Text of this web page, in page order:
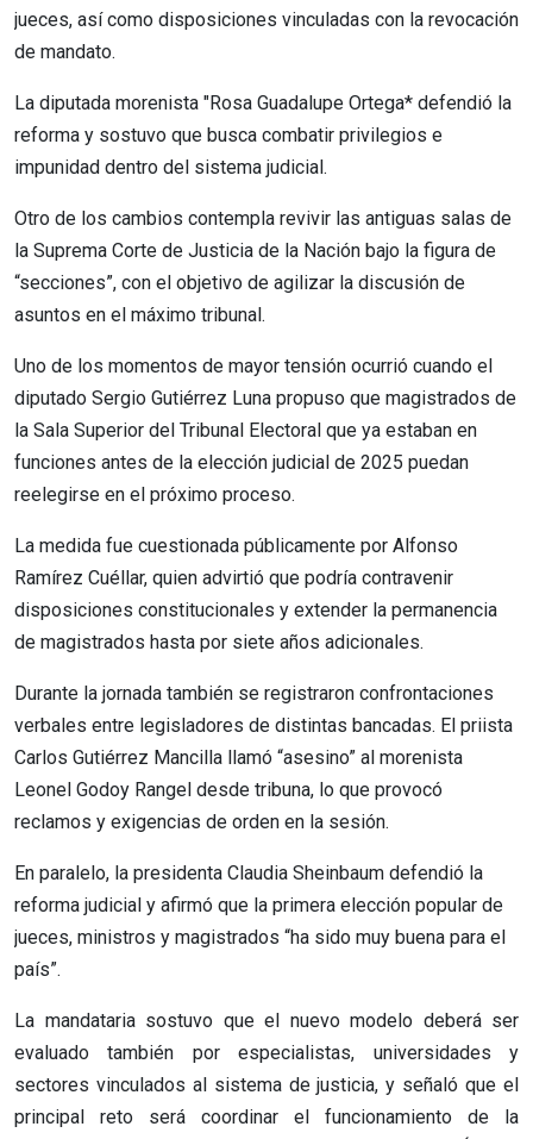
jueces, así como disposiciones vinculadas con la revocación
de mandato.
La diputada morenista "Rosa Guadalupe Ortega* defendió la
reforma y sostuvo que busca combatir privilegios e
impunidad dentro del sistema judicial.
Otro de los cambios contempla revivir las antiguas salas de
la Suprema Corte de Justicia de la Nación bajo la figura de
“secciones”, con el objetivo de agilizar la discusión de
asuntos en el máximo tribunal.
Uno de los momentos de mayor tensión ocurrió cuando el
diputado Sergio Gutiérrez Luna propuso que magistrados de
la Sala Superior del Tribunal Electoral que ya estaban en
funciones antes de la elección judicial de 2025 puedan
reelegirse en el próximo proceso.
La medida fue cuestionada públicamente por Alfonso
Ramírez Cuéllar, quien advirtió que podría contravenir
disposiciones constitucionales y extender la permanencia
de magistrados hasta por siete años adicionales.
Durante la jornada también se registraron confrontaciones
verbales entre legisladores de distintas bancadas. El priista
Carlos Gutiérrez Mancilla llamó “asesino” al morenista
Leonel Godoy Rangel desde tribuna, lo que provocó
reclamos y exigencias de orden en la sesión.
En paralelo, la presidenta Claudia Sheinbaum defendió la
reforma judicial y afirmó que la primera elección popular de
jueces, ministros y magistrados “ha sido muy buena para el
país”.
La mandataria sostuvo que el nuevo modelo deberá ser
evaluado también por especialistas, universidades y
sectores vinculados al sistema de justicia, y señaló que el
principal reto será coordinar el funcionamiento de la